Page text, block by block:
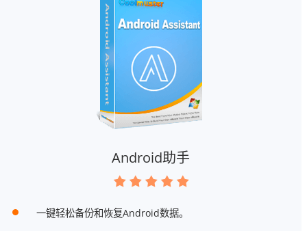
Android助手
一键轻松备份和恢复Android数据。